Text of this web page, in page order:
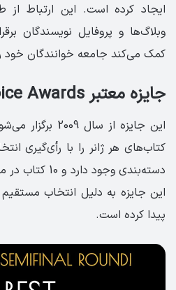
ایجاد کرده است. این ارتباط از
وبلاگ‌ها و پروفایل نویسندگان
کمک می‌کند جامعه خوانندگان خود
جایزه معتبر Goodreads Choice Awards
این جایزه از سال
دسته‌بندی وجود
این جایزه به دلیل انتخاب مستقیم
پیدا کرده است.